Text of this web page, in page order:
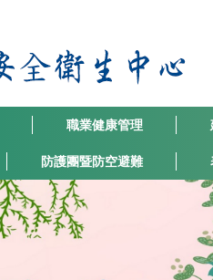
職業健康管理
防護團暨防空避難